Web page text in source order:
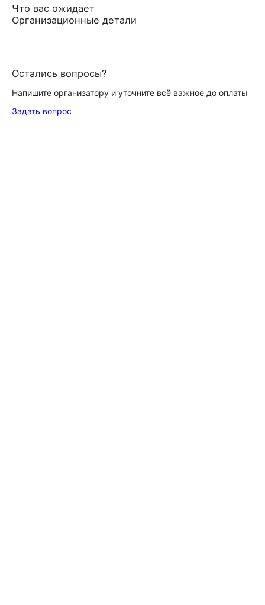
Что вас ожидает
Организационные детали
Остались вопросы?
Напишите организатору и уточните всё важное до оплаты
Задать вопрос